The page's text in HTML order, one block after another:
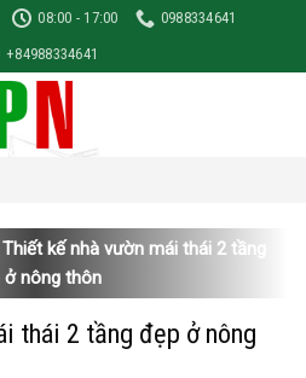
08:00 - 17:00
0988334641
+84988334641
Thiết kế nhà vườn mái thái 2 tầng
ở nông thôn
thái 2 tầng đẹp ở nông